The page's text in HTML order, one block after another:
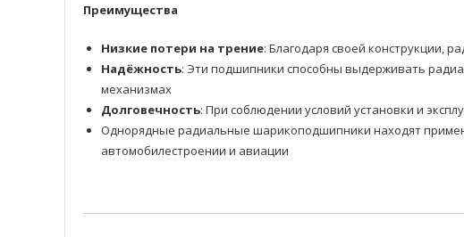
Преимущества
Низкие потери на трение: Благодаря своей конструкции,
Надёжность: Эти подшипники способны выдерживать
механизмах
Долговечность: При соблюдении условий установки и
Однорядные радиальные шарикоподшипники находят
автомобилестроении и авиации